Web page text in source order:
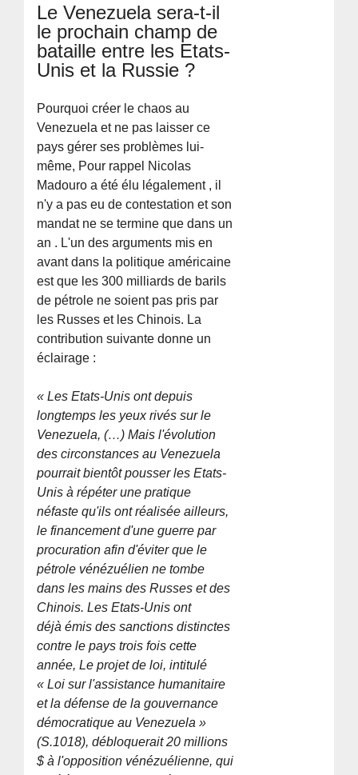
Le Venezuela sera-t-il
le prochain champ de
bataille entre les Etats-
Unis et la Russie ?
Pourquoi créer le chaos au
Venezuela et ne pas laisser ce
pays gérer ses problèmes lui-
même, Pour rappel Nicolas
Madouro a été élu légalement , il
n'y a pas eu de contestation et son
mandat ne se termine que dans un
an . L'un des arguments mis en
avant dans la politique américaine
est que les 300 milliards de barils
de pétrole ne soient pas pris par
les Russes et les Chinois. La
contribution suivante donne un
éclairage :
« Les Etats-Unis ont depuis
longtemps les yeux rivés sur le
Venezuela, (…) Mais l'évolution
des circonstances au Venezuela
pourrait bientôt pousser les Etats-
Unis à répéter une pratique
néfaste qu'ils ont réalisée ailleurs,
le financement d'une guerre par
procuration afin d'éviter que le
pétrole vénézuélien ne tombe
dans les mains des Russes et des
Chinois. Les Etats-Unis ont
déjà émis des sanctions distinctes
contre le pays trois fois cette
année, Le projet de loi, intitulé
« Loi sur l'assistance humanitaire
et la défense de la gouvernance
démocratique au Venezuela »
(S.1018), débloquerait 20 millions
$ à l'opposition vénézuélienne, qui